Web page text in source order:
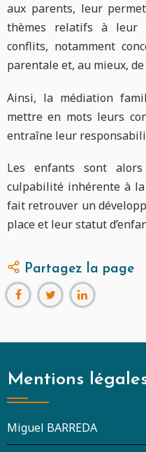
aux parents, leur
thèmes relatifs à leur
conflits, notamment
parentale et, au mieux, de
Ainsi, la médiation
mettre en mots leurs
entraîne leur
Les enfants sont
culpabilité inhérente à
fait retrouver un
place et leur statut
Partagez la page
Mentions
Miguel BARREDA